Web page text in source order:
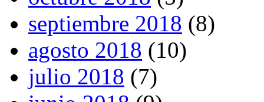
septiembre 2018 (8)
agosto 2018 (10)
julio 2018 (7)